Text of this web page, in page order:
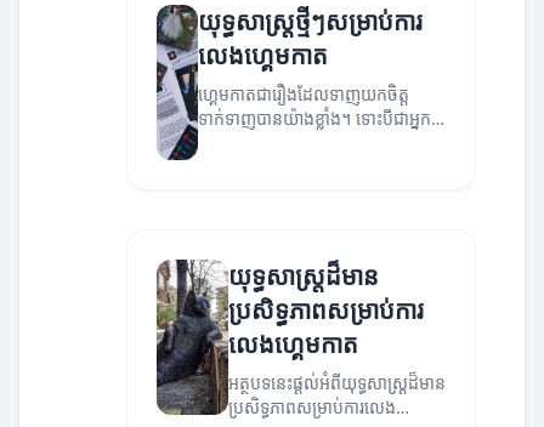
យុទ្ធសាស្ត្រថ្មីៗសម្រាប់ការ
លេងហ្គេមកាត
ហ្គេមកាតជារឿងដែលទាញយកចិត្ត
ទាក់ទាញបានយ៉ាងខ្លាំង។ ទោះបីជាអ្នកថ្មី
យុទ្ធសាស្ត្រដ៏មាន
ប្រសិទ្ធភាពសម្រាប់ការ
លេងហ្គេមកាត
អត្ថបទនេះផ្តល់អំពីយុទ្ធសាស្ត្រដ៏មាន
ប្រសិទ្ធភាពសម្រាប់ការលេង